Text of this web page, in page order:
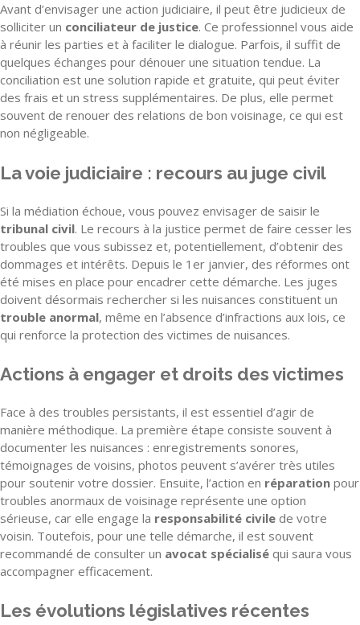
Avant d’envisager une action judiciaire, il peut être judicieux de
solliciter un conciliateur de justice. Ce professionnel vous aide
à réunir les parties et à faciliter le dialogue. Parfois, il suffit de
quelques échanges pour dénouer une situation tendue. La
conciliation est une solution rapide et gratuite, qui peut éviter
des frais et un stress supplémentaires. De plus, elle permet
souvent de renouer des relations de bon voisinage, ce qui est
non négligeable.
La voie judiciaire : recours au juge civil
Si la médiation échoue, vous pouvez envisager de saisir le
tribunal civil. Le recours à la justice permet de faire cesser les
troubles que vous subissez et, potentiellement, d’obtenir des
dommages et intérêts. Depuis le 1er janvier, des réformes ont
été mises en place pour encadrer cette démarche. Les juges
doivent désormais rechercher si les nuisances constituent un
trouble anormal, même en l’absence d’infractions aux lois, ce
qui renforce la protection des victimes de nuisances.
Actions à engager et droits des victimes
Face à des troubles persistants, il est essentiel d’agir de
manière méthodique. La première étape consiste souvent à
documenter les nuisances : enregistrements sonores,
témoignages de voisins, photos peuvent s’avérer très utiles
pour soutenir votre dossier. Ensuite, l’action en réparation pour
troubles anormaux de voisinage représente une option
sérieuse, car elle engage la responsabilité civile de votre
voisin. Toutefois, pour une telle démarche, il est souvent
recommandé de consulter un avocat spécialisé qui saura vous
accompagner efficacement.
Les évolutions législatives récentes